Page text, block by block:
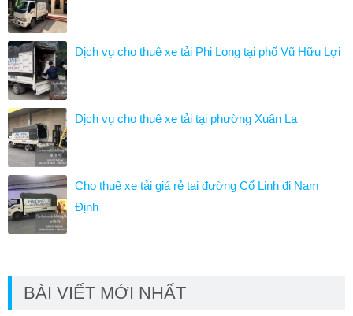
Dịch vụ cho thuê xe tải Phi Long tại phố Vũ Hữu Lợi
Dịch vụ cho thuê xe tải tại phường Xuân La
Cho thuê xe tải giá rẻ tại đường Cổ Linh đi Nam
Định
BÀI VIẾT MỚI NHẤT